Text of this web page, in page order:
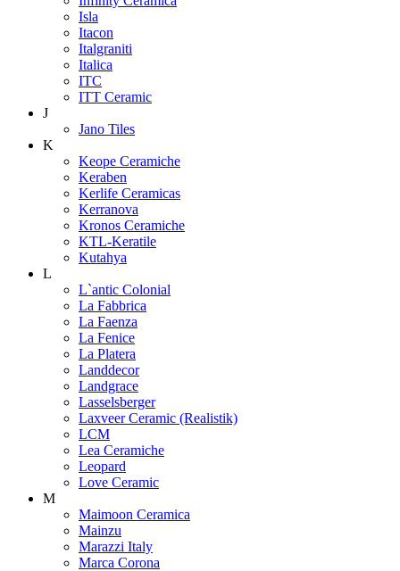
Isla
Itacon
Italgraniti
Italica
ITC
ITT Ceramic
J
Jano Tiles
K
Keope Ceramiche
Keraben
Kerlife Ceramicas
Kerranova
Kronos Ceramiche
KTL-Keratile
Kutahya
L
L`antic Colonial
La Fabbrica
La Faenza
La Fenice
La Platera
Landdecor
Landgrace
Lasselsberger
Laxveer Ceramic (Realistik)
LCM
Lea Ceramiche
Leopard
Love Ceramic
M
Maimoon Ceramica
Mainzu
Marazzi Italy
Marca Corona